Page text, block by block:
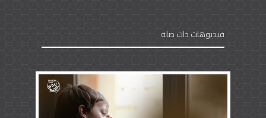
فيديوهات ذات صلة